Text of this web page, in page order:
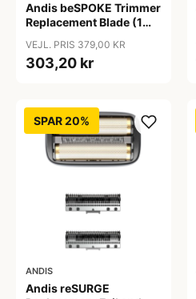
Andis beSPOKE Trimmer
Replacement Blade (1
VEJL. PRIS 379,00 KR
303,20 kr
SPAR 20%
ANDIS
Andis reSURGE